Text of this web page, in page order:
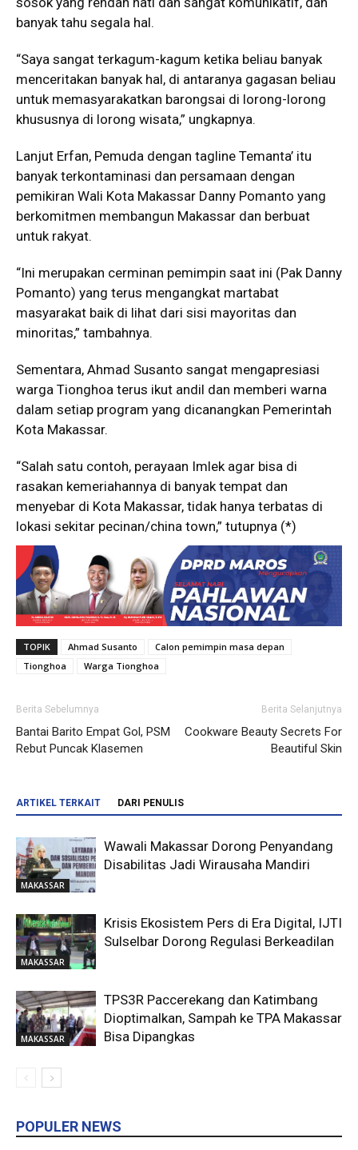
banyak tahu segala hal.
“Saya sangat terkagum-kagum ketika beliau banyak
menceritakan banyak hal, di antaranya gagasan beliau
untuk memasyarakatkan barongsai di lorong-lorong
khususnya di lorong wisata,” ungkapnya.
Lanjut Erfan, Pemuda dengan tagline Temanta’ itu
banyak terkontaminasi dan persamaan dengan
pemikiran Wali Kota Makassar Danny Pomanto yang
berkomitmen membangun Makassar dan berbuat
untuk rakyat.
“Ini merupakan cerminan pemimpin saat ini (Pak Danny
Pomanto) yang terus mengangkat martabat
masyarakat baik di lihat dari sisi mayoritas dan
minoritas,” tambahnya.
Sementara, Ahmad Susanto sangat mengapresiasi
warga Tionghoa terus ikut andil dan memberi warna
dalam setiap program yang dicanangkan Pemerintah
Kota Makassar.
“Salah satu contoh, perayaan Imlek agar bisa di
rasakan kemeriahannya di banyak tempat dan
menyebar di Kota Makassar, tidak hanya terbatas di
lokasi sekitar pecinan/china town,” tutupnya (*)
TOPIK Ahmad Susanto
Calon pemimpin masa depan
Tionghoa
Warga Tionghoa
Berita Sebelumnya
Bantai Barito Empat Gol, PSM
Rebut Puncak Klasemen
Berita Selanjutnya
Cookware Beauty Secrets For
Beautiful Skin
ARTIKEL TERKAIT DARI PENULIS
MAKASSAR
Wawali Makassar Dorong Penyandang
Disabilitas Jadi Wirausaha Mandiri
MAKASSAR
Krisis Ekosistem Pers di Era Digital, IJTI
Sulselbar Dorong Regulasi Berkeadilan
MAKASSAR
TPS3R Paccerekang dan Katimbang
Dioptimalkan, Sampah ke TPA Makassar
Bisa Dipangkas
POPULER NEWS